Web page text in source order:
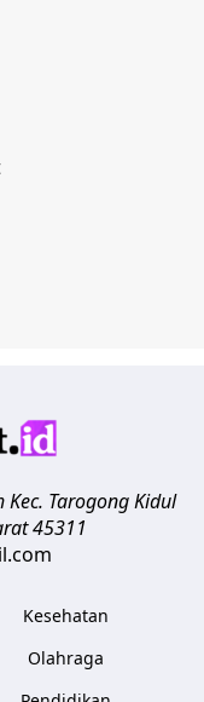
Kec. Tarogong Kidul
45311
Kesehatan
Olahraga